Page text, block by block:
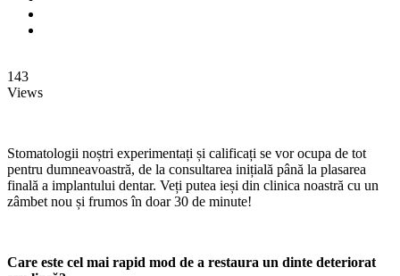
143
Views
Stomatologii noștri experimentați și calificați se vor ocupa de tot
pentru dumneavoastră, de la consultarea inițială până la plasarea
finală a implantului dentar. Veți putea ieși din clinica noastră cu un
zâmbet nou și frumos în doar 30 de minute!
Care este cel mai rapid mod de a restaura un dinte deteriorat